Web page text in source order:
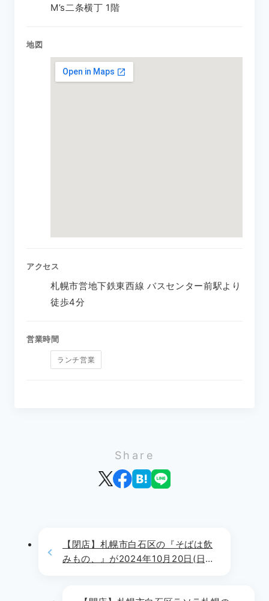
M’s二条横丁 1階
地図
アクセス
札幌市営地下鉄東西線 バスセンター前駅より
徒歩4分
営業時間
ランチ営業
Share
【閉店】札幌市白石区の『そばは飲
みもの、』が2024年10月20日(日)